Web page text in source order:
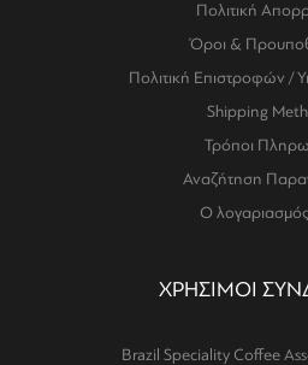
Πολιτική
Όροι &
Πολιτική Επιστροφών /
Shipping
Τρόποι
Αναζήτηση
Ο
ΧΡΗΣΙΜΟΙ
Brazil Speciality Coffee